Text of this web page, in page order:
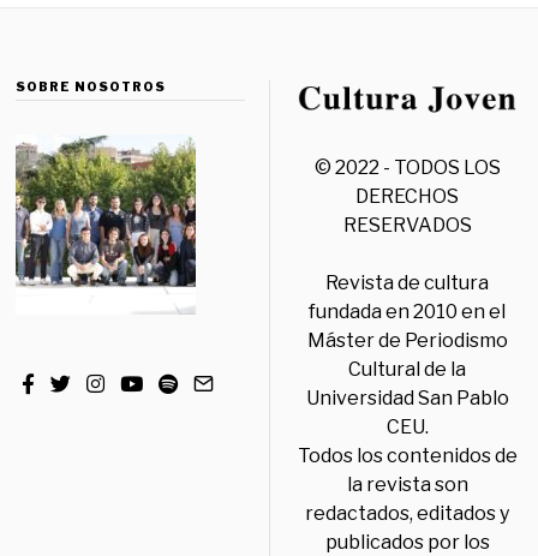
SOBRE NOSOTROS
© 2022 - TODOS LOS
DERECHOS
RESERVADOS
Revista de cultura
fundada en 2010 en el
Máster de Periodismo
Cultural de la
Universidad San Pablo
CEU.
Todos los contenidos de
la revista son
redactados, editados y
publicados por los